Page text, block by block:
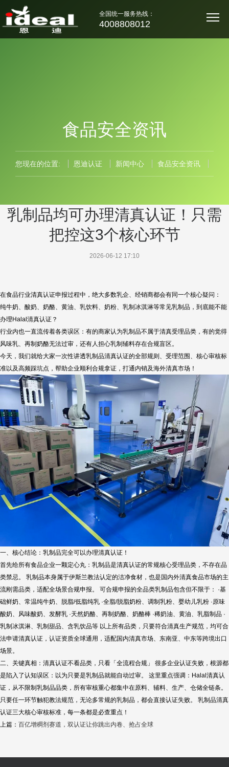
全国统一服务热线：
4008808012
食品安全资讯
您现在的位置: 恩迪认证 新闻中心 食品安全资讯
乳制品均可办理清真认证！只需
把控这3个核心环节
2026-06-12 17:10
在食品行业清真认证申报过程中，绝大多数乳企、经销商都会有同一个核心疑问：
纯牛奶、酸奶、奶酪、黄油、乳饮料、奶粉、乳制冰淇淋等常见乳制品，到底能不能
办理Halal清真认证？
行业内也一直流传着各类误区：有的商家认为乳制品不属于清真受理品类，有的觉得
风味乳、再制奶酪无法过审，还有人担心乳制辅料存在合规盲区。
今天，我们就给大家一次性讲透乳制品清真认证的全部规则、受理范围、核心审核标
准以及高频踩坑点，帮助企业顺利合规拿证，打通内销及海外清真市场！
一、核心结论：乳制品完全可以办理清真认证！
首先给所有食品企业一颗定心丸：乳制品是清真认证的常规核心受理品类，不存在品
类禁忌。 乳制品本身属于伊斯兰教法认定的洁净食材，也是国内外清真食品市场的主
流刚需品类，适配全场景合规申报。 可合规申报的全品类乳制品包含但不限于： ·基
础鲜奶、常温纯牛奶、脱脂/低脂纯乳 ·全脂/脱脂奶粉、调制乳粉、婴幼儿乳粉 ·原味
酸奶、风味酸奶、发酵乳 ·天然奶酪、再制奶酪、奶酪棒 ·稀奶油、黄油、乳脂制品 ·
乳制冰淇淋、乳制甜品、含乳饮品等 以上所有品类，只要符合清真生产规范，均可合
法申请清真认证，认证资质全球通用，适配国内清真市场、东南亚、中东等跨境出口
场景。
二、关键真相：清真认证不看品类，只看「全流程合规」 很多企业认证失败，根源都
是陷入了认知误区：以为只要是乳制品就能自动过审。 这里重点强调：Halal清真认
证，从不限制乳制品品类，所有审核重心都集中在原料、辅料、生产、仓储全链条。
只要任一环节触犯教法规范，无论多常规的乳制品，都会直接认证失败。 乳制品清真
认证三大核心审核标准，每一条都是必查重点！
上篇： 百亿增稠剂赛道，双认证让你跳出内卷、抢占全球